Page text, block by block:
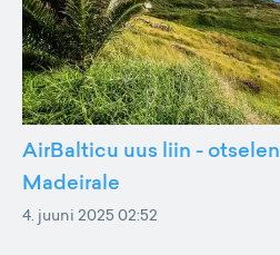
AirBalticu uus liin -
Madeirale
4. juuni 2025 02:52